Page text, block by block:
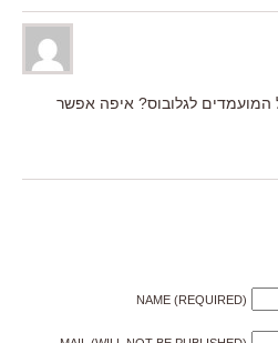
לגלובוס? איפה אפשר
NAME (REQUIRED)